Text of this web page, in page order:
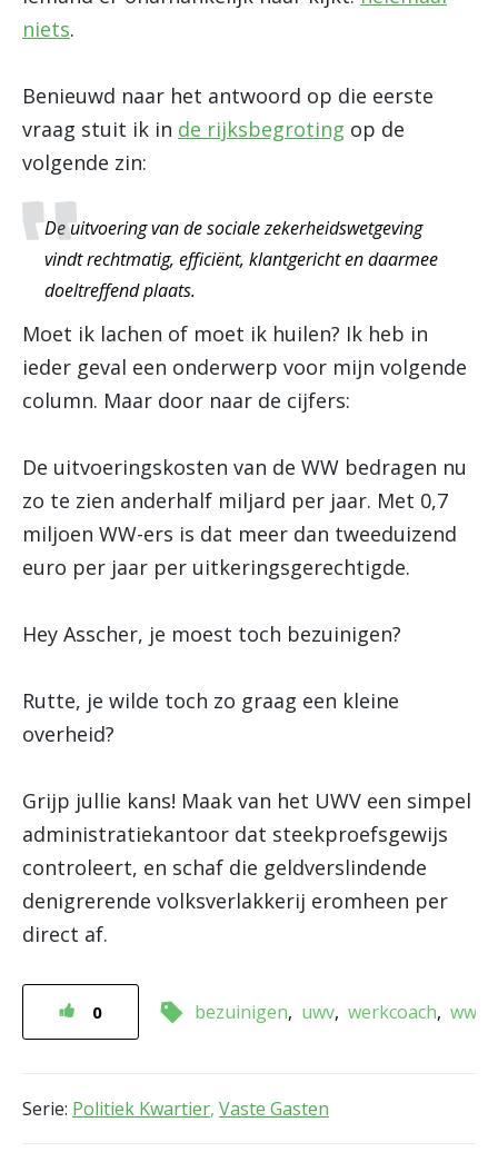
niets.
Benieuwd naar het antwoord op die eerste
vraag stuit ik in de rijksbegroting op de
volgende zin:
De uitvoering van de sociale zekerheidswetgeving
vindt rechtmatig, efficiënt, klantgericht en daarmee
doeltreffend plaats.
Moet ik lachen of moet ik huilen? Ik heb in
ieder geval een onderwerp voor mijn volgende
column. Maar door naar de cijfers:
De uitvoeringskosten van de WW bedragen nu
zo te zien anderhalf miljard per jaar. Met 0,7
miljoen WW-ers is dat meer dan tweeduizend
euro per jaar per uitkeringsgerechtigde.
Hey Asscher, je moest toch bezuinigen?
Rutte, je wilde toch zo graag een kleine
overheid?
Grijp jullie kans! Maak van het UWV een simpel
administratiekantoor dat steekproefsgewijs
controleert, en schaf die geldverslindende
denigrerende volksverlakkerij eromheen per
direct af.
0 bezuinigen uwv werkcoach ww
Serie: Politiek Kwartier, Vaste Gasten